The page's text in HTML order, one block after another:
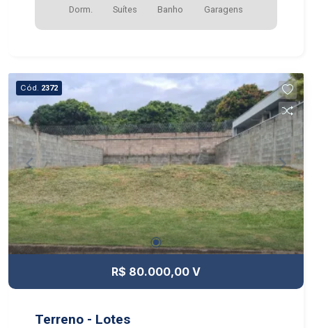
Dorm. Suítes Banho Garagens
Cód. 2372
R$ 80.000,00 V
Terreno - Lotes